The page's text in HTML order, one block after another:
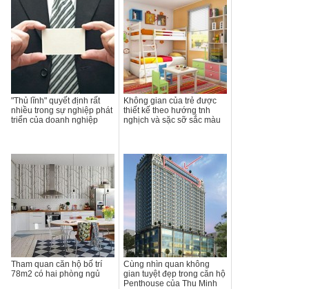
"Thủ lĩnh" quyết định rất
nhiều trong sự nghiệp phát
triển của doanh nghiệp
Không gian của trẻ được
thiết kế theo hướng tnh
nghịch và sặc sỡ sắc màu
Tham quan căn hộ bố trí
78m2 có hai phòng ngủ
Cùng nhìn quan không
gian tuyệt đẹp trong căn hộ
Penthouse của Thu Minh